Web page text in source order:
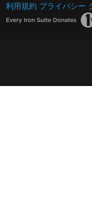
利用規約 プライバシー